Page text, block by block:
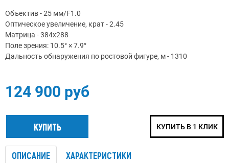
Объектив - 25 мм/F1.0
Оптическое увеличение, крат - 2.45
Матрица - 384x288
Поле зрения: 10.5° × 7.9°
Дальность обнаружения по ростовой фигуре, м - 1310
124 900 руб
КУПИТЬ В 1 КЛИК
ОПИСАНИЕ ХАРАКТЕРИСТИКИ